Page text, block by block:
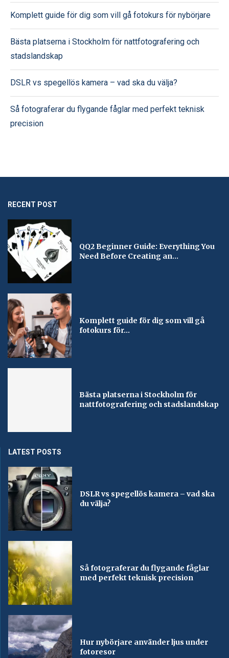
Komplett guide för dig som vill gå fotokurs för nybörjare
Bästa platserna i Stockholm för nattfotografering och
stadslandskap
DSLR vs spegellös kamera – vad ska du välja?
Så fotograferar du flygande fåglar med perfekt teknisk
precision
RECENT POST
QQ2 Beginner Guide: Everything You
Need Before Creating an...
Komplett guide för dig som vill gå
fotokurs för...
Bästa platserna i Stockholm för
nattfotografering och stadslandskap
LATEST POSTS
DSLR vs spegellös kamera – vad ska
du välja?
Så fotograferar du flygande fåglar
med perfekt teknisk precision
Hur nybörjare använder ljus under
fotoresor